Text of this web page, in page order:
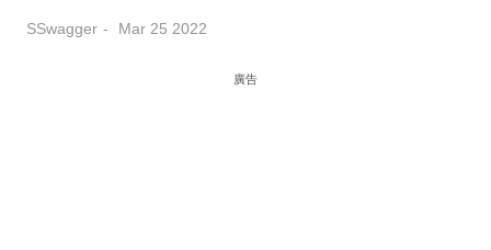
SSwagger Mar 25 2022
廣告